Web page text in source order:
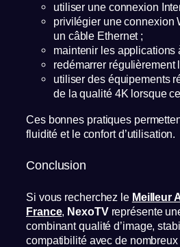
utiliser une connexion
privilégier une connexion
un câble Ethernet ;
maintenir les applications
redémarrer régulièrement
utiliser des équipements
de la qualité 4K lorsque
Ces bonnes pratiques
fluidité et le confort d’utilisation.
Conclusion
Si vous recherchez le Meilleur
France, NexoTVreprésente
combinant qualité d’image,
compatibilité avec de